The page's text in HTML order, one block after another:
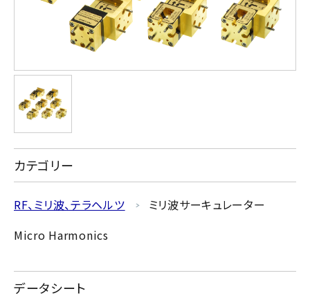
カテゴリー
RF、ミリ波、テラヘルツ
ミリ波サーキュレーター
Micro Harmonics
データシート